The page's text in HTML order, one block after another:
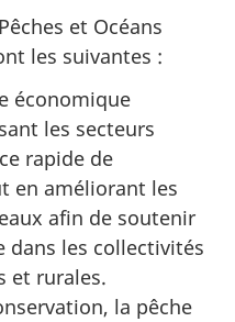
et Océans
les suivantes :
économique
les secteurs
rapide de
en améliorant les
afin de soutenir
dans les collectivités
et rurales.
la pêche